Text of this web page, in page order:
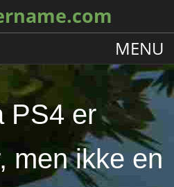
MENU
PS4 er
men ikke en